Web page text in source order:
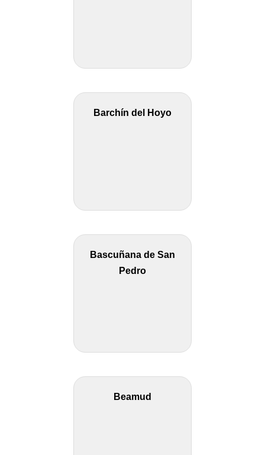
Barchín del Hoyo
Bascuñana de San
Pedro
Beamud